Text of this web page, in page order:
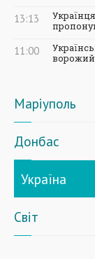
13:13
11:00
ворожий
Маріуполь
Донбас
Україна
Світ